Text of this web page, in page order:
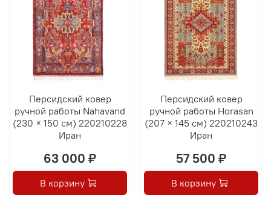
Персидский ковер
ручной работы Nahavand
(230 × 150 см) 220210228
Иран
63 000 ₽
В корзину
Персидский ковер
ручной работы Horasan
(207 × 145 см) 220210243
Иран
57 500 ₽
В корзину